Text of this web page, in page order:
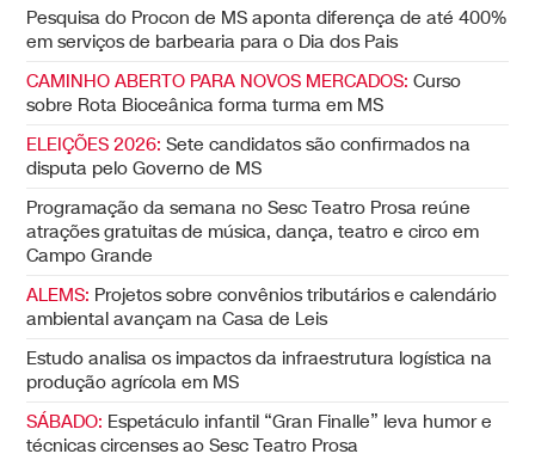
Pesquisa do Procon de MS aponta diferença de até 400%
em serviços de barbearia para o Dia dos Pais
CAMINHO ABERTO PARA NOVOS MERCADOS: Curso
sobre Rota Bioceânica forma turma em MS
ELEIÇÕES 2026: Sete candidatos são confirmados na
disputa pelo Governo de MS
Programação da semana no Sesc Teatro Prosa reúne
atrações gratuitas de música, dança, teatro e circo em
Campo Grande
ALEMS: Projetos sobre convênios tributários e calendário
ambiental avançam na Casa de Leis
Estudo analisa os impactos da infraestrutura logística na
produção agrícola em MS
SÁBADO: Espetáculo infantil “Gran Finalle” leva humor e
técnicas circenses ao Sesc Teatro Prosa